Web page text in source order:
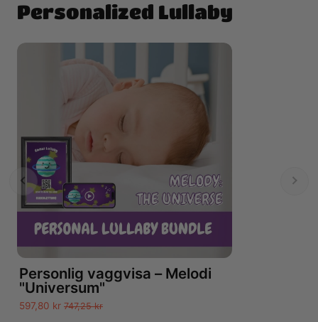
Personalized Lullaby
Personlig vaggvisa – Melodi
"Universum"
597,80 kr 747,25 kr